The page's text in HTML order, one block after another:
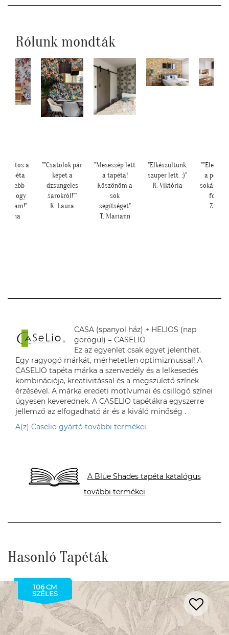
Rólunk mondták
a
szebb
ahogy
Ilona
""Csatolok pár
képet a
dzsungeles
sarokról!""
K. Laura
"Meseszép lett
a tapéta!
Köszönöm a
sok
segítséget"
T. Mariann
"Elkészültünk,
szuper lett. :)"
R. Viktória
a
sokáig
Z.
CASA (spanyol ház) + HELIOS (nap
görögül) = CASELIO
Ez az egyenlet csak egyet jelenthet.
Egy ragyogó márkát, mérhetetlen optimizmussal! A
CASELIO tapéta márka a szenvedély és a lelkesedés
kombinációja, kreativitással és a megszülető színek
érzésével. A márka eredeti motívumai és csillogó színei
ügyesen keverednek. A CASELIO tapétákra egyszerre
jellemző az elfogadható ár és a kiváló minőség .
A(z) Caselio gyártó további termékei.
A Blue Shades tapéta katalógus
további termékei
Hasonló Tapéták
106 CM
SZÉLES